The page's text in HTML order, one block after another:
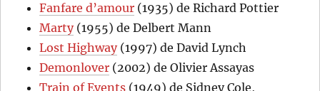
Fanfare d’amour (1935) de Richard Pottier
Marty(1955) de Delbert Mann
Lost Highway(1997) de David Lynch
Demonlover (2002) de Olivier Assayas
Train of Events (1949) de Sidney Cole,